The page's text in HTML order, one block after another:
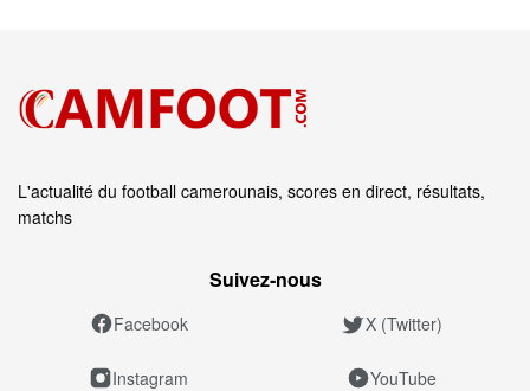
L'actualité du football camerounais, scores en direct, résultats,
matchs
Suivez‑nous
Facebook X (Twitter)
Instagram YouTube